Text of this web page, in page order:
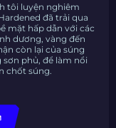
tôi luyện nghiêm
đã trải qua
mặt hấp dẫn với các
dương, vàng đến
còn lại của súng
phủ, để làm nổi
chốt súng.